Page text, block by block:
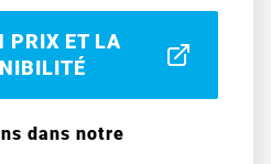
PRIX ET LA
dans notre